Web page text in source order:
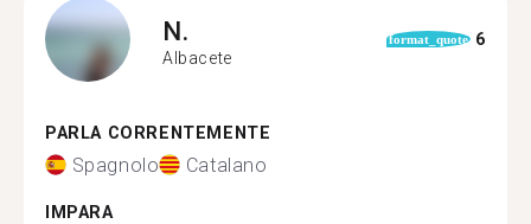
N.
Albacete
format_quote 6
PARLA CORRENTEMENTE
Spagnolo Catalano
IMPARA